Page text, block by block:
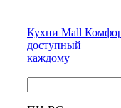
Кухни Mall
доступный
каждому